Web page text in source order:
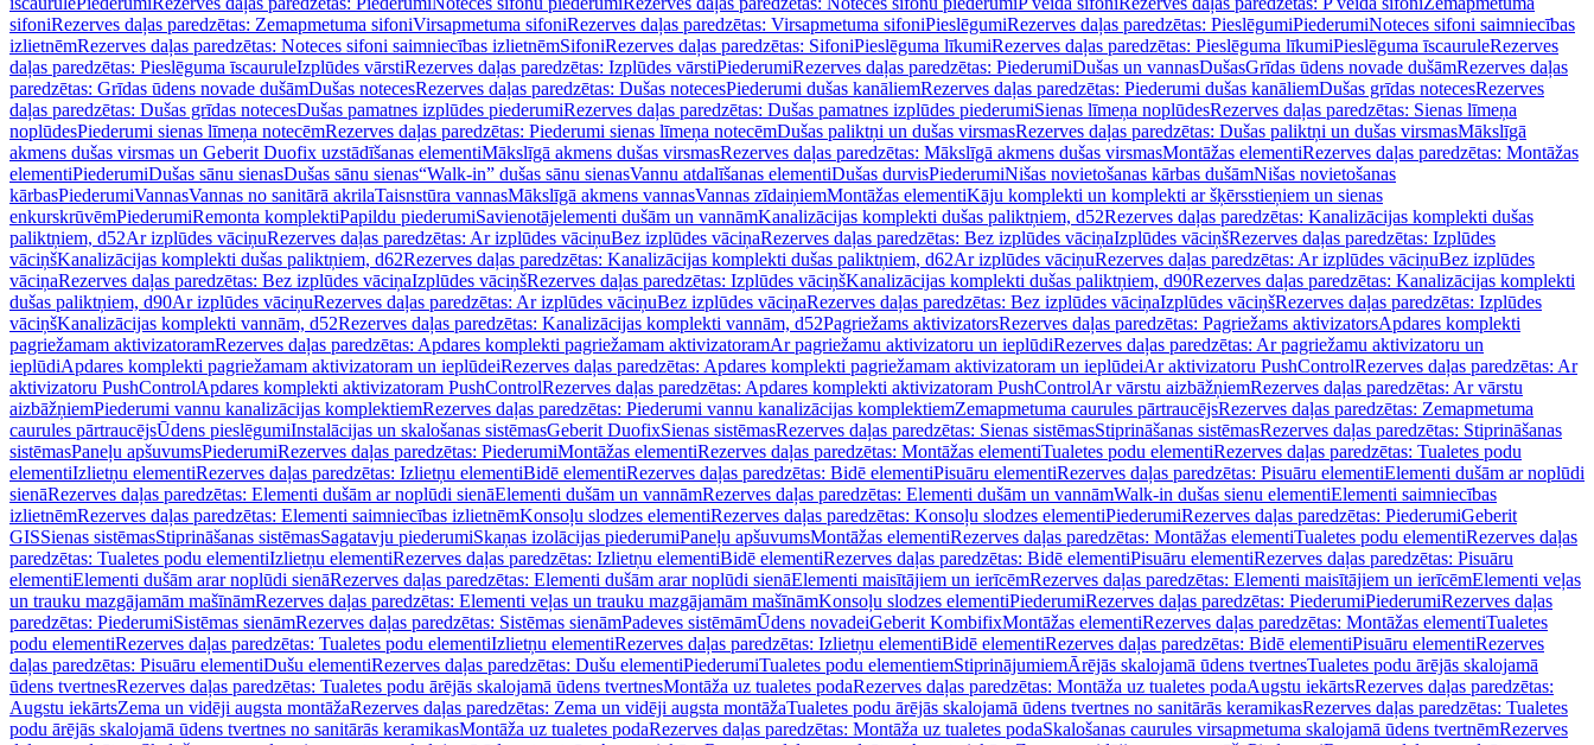
sifoniRezerves daļas paredzētas: Zemapmetuma sifoniVirsapmetuma sifoniRezerves daļas paredzētas: Virsapmetuma sifoniPieslēgumiRezerves daļas paredzētas: PieslēgumiPiederumiNoteces sifoni saimniecības
izlietnēmRezerves daļas paredzētas: Noteces sifoni saimniecības izlietnēmSifoniRezerves daļas paredzētas: SifoniPieslēguma līkumiRezerves daļas paredzētas: Pieslēguma līkumiPieslēguma īscauruleRezerves
daļas paredzētas: Pieslēguma īscauruleIzplūdes vārstiRezerves daļas paredzētas: Izplūdes vārstiPiederumiRezerves daļas paredzētas: PiederumiDušas un vannasDušasGrīdas ūdens novade dušāmRezerves daļas
paredzētas: Grīdas ūdens novade dušāmDušas notecesRezerves daļas paredzētas: Dušas notecesPiederumi dušas kanāliemRezerves daļas paredzētas: Piederumi dušas kanāliemDušas grīdas notecesRezerves
daļas paredzētas: Dušas grīdas notecesDušas pamatnes izplūdes piederumiRezerves daļas paredzētas: Dušas pamatnes izplūdes piederumiSienas līmeņa noplūdesRezerves daļas paredzētas: Sienas līmeņa
noplūdesPiederumi sienas līmeņa notecēmRezerves daļas paredzētas: Piederumi sienas līmeņa notecēmDušas paliktņi un dušas virsmasRezerves daļas paredzētas: Dušas paliktņi un dušas virsmasMākslīgā
akmens dušas virsmas un Geberit Duofix uzstādīšanas elementiMākslīgā akmens dušas virsmasRezerves daļas paredzētas: Mākslīgā akmens dušas virsmasMontāžas elementiRezerves daļas paredzētas: Montāžas
elementiPiederumiDušas sānu sienasDušas sānu sienas“Walk-in” dušas sānu sienasVannu atdalīšanas elementiDušas durvisPiederumiNišas novietošanas kārbas dušāmNišas novietošanas
kārbasPiederumiVannasVannas no sanitārā akrilaTaisnstūra vannasMākslīgā akmens vannasVannas zīdaiņiemMontāžas elementiKāju komplekti un komplekti ar šķērsstieņiem un sienas
enkurskrūvēmPiederumiRemonta komplektiPapildu piederumiSavienotājelementi dušām un vannāmKanalizācijas komplekti dušas paliktņiem, d52Rezerves daļas paredzētas: Kanalizācijas komplekti dušas
paliktņiem, d52Ar izplūdes vāciņuRezerves daļas paredzētas: Ar izplūdes vāciņuBez izplūdes vāciņaRezerves daļas paredzētas: Bez izplūdes vāciņaIzplūdes vāciņšRezerves daļas paredzētas: Izplūdes
vāciņšKanalizācijas komplekti dušas paliktņiem, d62Rezerves daļas paredzētas: Kanalizācijas komplekti dušas paliktņiem, d62Ar izplūdes vāciņuRezerves daļas paredzētas: Ar izplūdes vāciņuBez izplūdes
vāciņaRezerves daļas paredzētas: Bez izplūdes vāciņaIzplūdes vāciņšRezerves daļas paredzētas: Izplūdes vāciņšKanalizācijas komplekti dušas paliktņiem, d90Rezerves daļas paredzētas: Kanalizācijas komplekti
dušas paliktņiem, d90Ar izplūdes vāciņuRezerves daļas paredzētas: Ar izplūdes vāciņuBez izplūdes vāciņaRezerves daļas paredzētas: Bez izplūdes vāciņaIzplūdes vāciņšRezerves daļas paredzētas: Izplūdes
vāciņšKanalizācijas komplekti vannām, d52Rezerves daļas paredzētas: Kanalizācijas komplekti vannām, d52Pagriežams aktivizatorsRezerves daļas paredzētas: Pagriežams aktivizatorsApdares komplekti
pagriežamam aktivizatoramRezerves daļas paredzētas: Apdares komplekti pagriežamam aktivizatoramAr pagriežamu aktivizatoru un ieplūdiRezerves daļas paredzētas: Ar pagriežamu aktivizatoru un
ieplūdiApdares komplekti pagriežamam aktivizatoram un ieplūdeiRezerves daļas paredzētas: Apdares komplekti pagriežamam aktivizatoram un ieplūdeiAr aktivizatoru PushControlRezerves daļas paredzētas: Ar
aktivizatoru PushControlApdares komplekti aktivizatoram PushControlRezerves daļas paredzētas: Apdares komplekti aktivizatoram PushControlAr vārstu aizbāžņiemRezerves daļas paredzētas: Ar vārstu
aizbāžņiemPiederumi vannu kanalizācijas komplektiemRezerves daļas paredzētas: Piederumi vannu kanalizācijas komplektiemZemapmetuma caurules pārtraucējsRezerves daļas paredzētas: Zemapmetuma
caurules pārtraucējsŪdens pieslēgumiInstalācijas un skalošanas sistēmasGeberit DuofixSienas sistēmasRezerves daļas paredzētas: Sienas sistēmasStiprināšanas sistēmasRezerves daļas paredzētas: Stiprināšanas
sistēmasPaneļu apšuvumsPiederumiRezerves daļas paredzētas: PiederumiMontāžas elementiRezerves daļas paredzētas: Montāžas elementiTualetes podu elementiRezerves daļas paredzētas: Tualetes podu
elementiIzlietņu elementiRezerves daļas paredzētas: Izlietņu elementiBidē elementiRezerves daļas paredzētas: Bidē elementiPisuāru elementiRezerves daļas paredzētas: Pisuāru elementiElementi dušām ar noplūdi
sienāRezerves daļas paredzētas: Elementi dušām ar noplūdi sienāElementi dušām un vannāmRezerves daļas paredzētas: Elementi dušām un vannāmWalk-in dušas sienu elementiElementi saimniecības
izlietnēmRezerves daļas paredzētas: Elementi saimniecības izlietnēmKonsoļu slodzes elementiRezerves daļas paredzētas: Konsoļu slodzes elementiPiederumiRezerves daļas paredzētas: PiederumiGeberit
GISSienas sistēmasStiprināšanas sistēmasSagatavju piederumiSkaņas izolācijas piederumiPaneļu apšuvumsMontāžas elementiRezerves daļas paredzētas: Montāžas elementiTualetes podu elementiRezerves daļas
paredzētas: Tualetes podu elementiIzlietņu elementiRezerves daļas paredzētas: Izlietņu elementiBidē elementiRezerves daļas paredzētas: Bidē elementiPisuāru elementiRezerves daļas paredzētas: Pisuāru
elementiElementi dušām arar noplūdi sienāRezerves daļas paredzētas: Elementi dušām arar noplūdi sienāElementi maisītājiem un ierīcēmRezerves daļas paredzētas: Elementi maisītājiem un ierīcēmElementi veļas
un trauku mazgājamām mašīnāmRezerves daļas paredzētas: Elementi veļas un trauku mazgājamām mašīnāmKonsoļu slodzes elementiPiederumiRezerves daļas paredzētas: PiederumiPiederumiRezerves daļas
paredzētas: PiederumiSistēmas sienāmRezerves daļas paredzētas: Sistēmas sienāmPadeves sistēmāmŪdens novadeiGeberit KombifixMontāžas elementiRezerves daļas paredzētas: Montāžas elementiTualetes
podu elementiRezerves daļas paredzētas: Tualetes podu elementiIzlietņu elementiRezerves daļas paredzētas: Izlietņu elementiBidē elementiRezerves daļas paredzētas: Bidē elementiPisuāru elementiRezerves
daļas paredzētas: Pisuāru elementiDušu elementiRezerves daļas paredzētas: Dušu elementiPiederumiTualetes podu elementiemStiprinājumiemĀrējās skalojamā ūdens tvertnesTualetes podu ārējās skalojamā
ūdens tvertnesRezerves daļas paredzētas: Tualetes podu ārējās skalojamā ūdens tvertnesMontāža uz tualetes podaRezerves daļas paredzētas: Montāža uz tualetes podaAugstu iekārtsRezerves daļas paredzētas:
Augstu iekārtsZema un vidēji augsta montāžaRezerves daļas paredzētas: Zema un vidēji augsta montāžaTualetes podu ārējās skalojamā ūdens tvertnes no sanitārās keramikasRezerves daļas paredzētas: Tualetes
podu ārējās skalojamā ūdens tvertnes no sanitārās keramikasMontāža uz tualetes podaRezerves daļas paredzētas: Montāža uz tualetes podaSkalošanas caurules virsapmetuma skalojamā ūdens tvertnēmRezerves